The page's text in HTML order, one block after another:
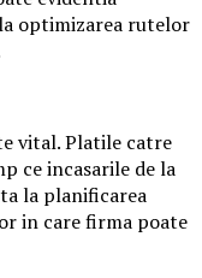
optimizarea rutelor
vital. Platile catre
ce incasarile de la
la planificarea
in care firma poate